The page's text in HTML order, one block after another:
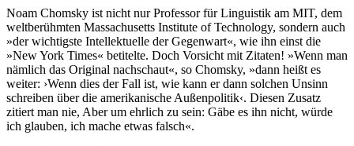
Noam Chomsky ist nicht nur Professor für Linguistik am MIT, dem
weltberühmten Massachusetts Institute of Technology, sondern auch
»der wichtigste Intellektuelle der Gegenwart«, wie ihn einst die
»New York Times« betitelte. Doch Vorsicht mit Zitaten! »Wenn man
nämlich das Original nachschaut«, so Chomsky, »dann heißt es
weiter: ›Wenn dies der Fall ist, wie kann er dann solchen Unsinn
schreiben über die amerikanische Außenpolitik‹. Diesen Zusatz
zitiert man nie, Aber um ehrlich zu sein: Gäbe es ihn nicht, würde
ich glauben, ich mache etwas falsch«.